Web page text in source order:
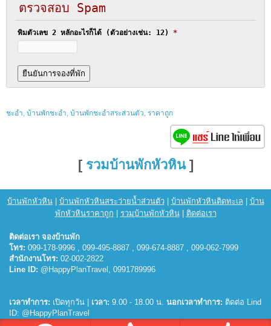
ตรวจสอบ Spam
พิมตัวเลข 2 หลักอะไรก็ได้ (ตัวอย่างเช่น: 12) *
ชะอำ, บ้านพักชะอำ, บ้านพักชะอำสระส่วนตัว, ราคาถูก
[ รวมบ้านพักหัวหิน]
บ้านพักหัวหิน| บ้านพักหัวหินสระว่ายน้ำส่วนตัว| บ้านพักหัวหินติดทะเล
บ้าน
พักหัวหินราคาถูก
รวมบ้านพักหัวหิน| ติดต่อเรา
ติดต่อเรา จองบ้านพัก
โทร: 099-178-9996 , 099-495-8887 , 099-674-8887 , 099-062-7999
สำนักงานโทร: 02-002-2822
Line ID: @HappyPlanTravel, 0991789996
เวลาทำการ: เปิดทุกวัน | เวลา: 9.00 - 18.00 น. นอกเวลาทำการ: ติดต่อ Lind
ID: @HappyPlanTravel